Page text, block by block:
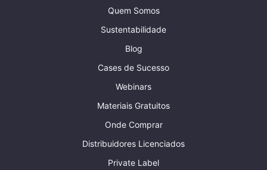
Quem Somos
Sustentabilidade
Blog
Cases de Sucesso
Webinars
Materiais Gratuitos
Onde Comprar
Distribuidores Licenciados
Private Label